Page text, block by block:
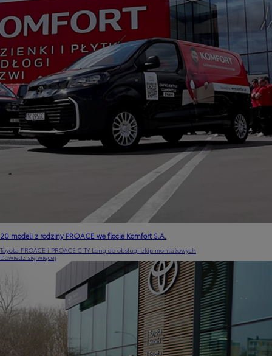
20 modeli z rodziny PROACE we flocie Komfort S.A.
Toyota PROACE i PROACE CITY Long do obsługi ekip montażowych
Dowiedz się więcej